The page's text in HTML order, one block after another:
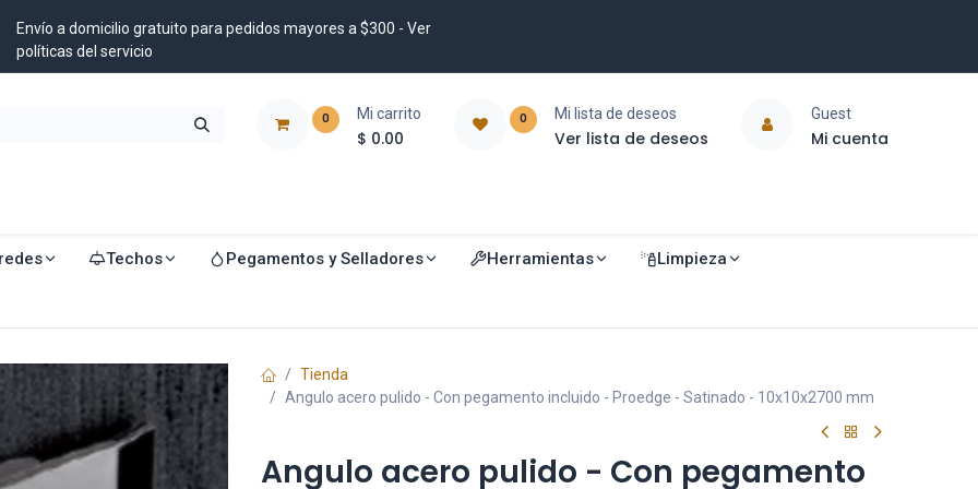
Envío a domicilio gratuito para pedidos mayores a $300 - Ver
políticas del servicio
0 Mi carrito
$ 0.00
0 Mi lista de deseos
Ver lista de deseos
Guest
Mi cuenta
Techos Pegamentos y Selladores Herramientas Limpieza
Tienda
Angulo acero pulido - Con pegamento incluido - Proedge - Satinado - 10x10x2700 mm
Angulo acero pulido - Con pegamento